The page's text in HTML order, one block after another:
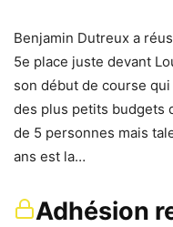
Benjamin Dutreux a
5e place juste devant
son début de course qui
des plus petits budgets
de 5 personnes mais
ans est la…
Adhésion